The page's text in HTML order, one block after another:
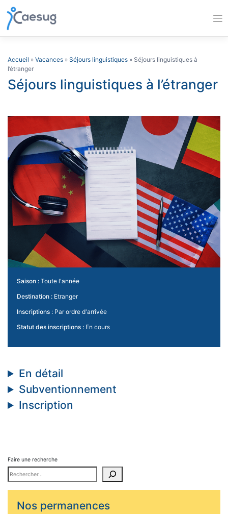
content
Accueil » Vacances » Séjours linguistiques » Séjours linguistiques à
l’étranger
Séjours linguistiques à l’étranger
Saison : Toute l'année
Destination : Etranger
Inscriptions : Par ordre d'arrivée
Statut des inscriptions : En cours
En détail
Subventionnement
Inscription
Faire une recherche
Nos permanences